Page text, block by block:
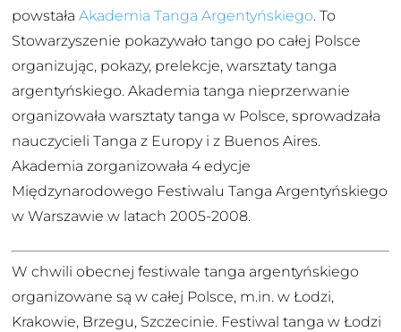
powstała Akademia Tanga Argentyńskiego. To
Stowarzyszenie pokazywało tango po całej Polsce
organizując, pokazy, prelekcje, warsztaty tanga
argentyńskiego. Akademia tanga nieprzerwanie
organizowała warsztaty tanga w Polsce, sprowadzała
nauczycieli Tanga z Europy i z Buenos Aires.
Akademia zorganizowała 4 edycje
Międzynarodowego Festiwalu Tanga Argentyńskiego
w Warszawie w latach 2005-2008.
W chwili obecnej festiwale tanga argentyńskiego
organizowane są w całej Polsce, m.in. w Łodzi,
Krakowie, Brzegu, Szczecinie. Festiwal tanga w Łodzi